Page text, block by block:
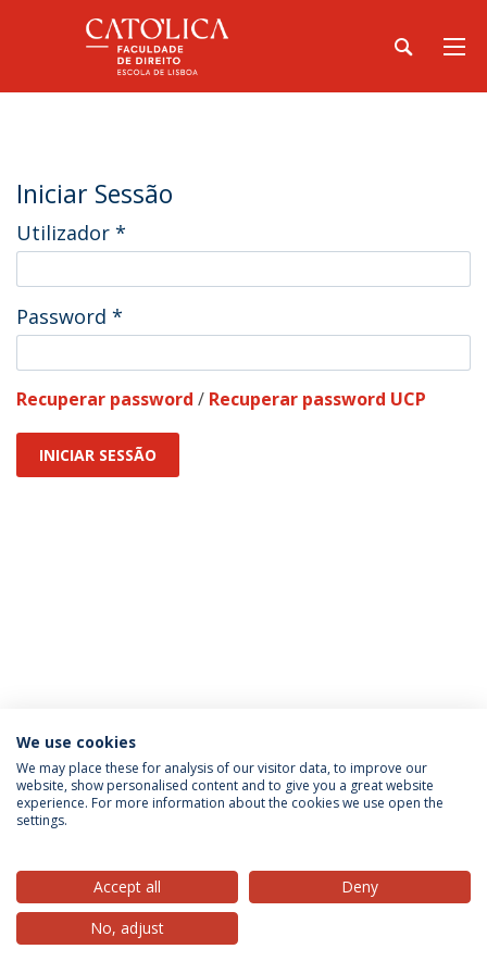
Iniciar Sessão
Utilizador *
Password *
Recuperar password / Recuperar password UCP
INICIAR SESSÃO
Política de Privacidade
Termos & Condições
Direitos do Titular dos Dados
© 2026 Universidade Católica Portuguesa
We use cookies
We may place these for analysis of our visitor data, to improve our
website, show personalised content and to give you a great website
experience. For more information about the cookies we use open the
settings.
Accept all
Deny
No, adjust